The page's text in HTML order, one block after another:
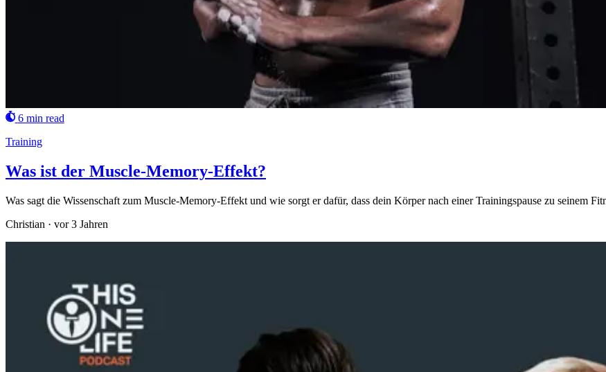
6 min read
Training
Was ist der Muscle-Memory-Effekt?
Was sagt die Wissenschaft zum Muscle-Memory-Effekt und wie sorgt er dafür, dass dein Körper nach einer Trainingspause zu seinem
Christian · vor 3 Jahren